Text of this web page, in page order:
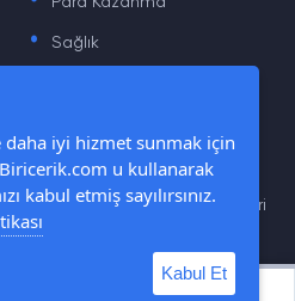
. Sağlık
.
. Yaşam
. Yiyecek Önerileri ve Tarifleri
iyi hizmet sunmak için
u kullanarak
kabul etmiş sayılırsınız.
Kabul Et